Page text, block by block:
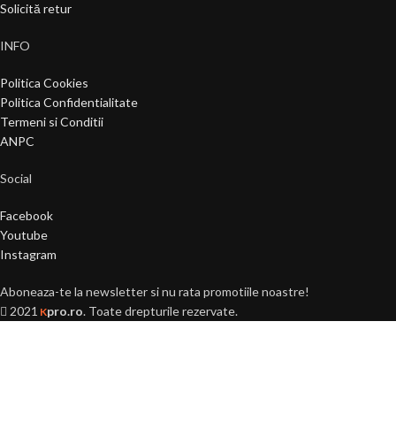
Solicită retur
INFO
Politica Cookies
Politica Confidentialitate
Termeni si Conditii
ANPC
Social
Facebook
Youtube
Instagram
Aboneaza-te la newsletter si nu rata promotiile noastre!
2021 Kpro.ro. Toate drepturile rezervate.